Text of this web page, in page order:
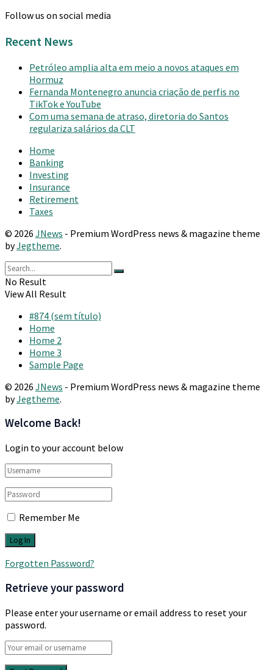
Follow us on social media
Recent News
Petróleo amplia alta em meio a novos ataques em
Hormuz
Fernanda Montenegro anuncia criação de perfis no
TikTok e YouTube
Com uma semana de atraso, diretoria do Santos
regulariza salários da CLT
Home
Banking
Investing
Insurance
Retirement
Taxes
© 2026 JNews - Premium WordPress news & magazine theme
byJegtheme.
No Result
View All Result
#874 (sem título)
Home
Home 2
Home 3
Sample Page
© 2026 JNews - Premium WordPress news & magazine theme
byJegtheme.
Welcome Back!
Login to your account below
Remember Me
Forgotten Password?
Retrieve your password
Please enter your username or email address to reset your
password.